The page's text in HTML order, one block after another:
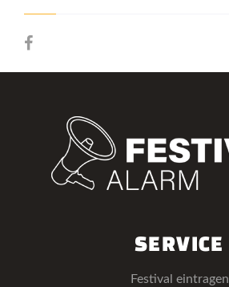
SERVICE
Festival eintragen